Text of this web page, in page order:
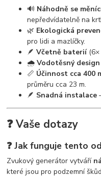
🔊 Náhodně se
nepředvídatelně na
🌿 Ekologická
pro lidi a mazlíčky.
🪶Včetně baterií(6×
🌧️Vodotěsný design
📏 Účinnost cca 400
průměru cca 23 m.
🪶 Snadná instalace
❓ Vaše dotazy
❓ Jak funguje tento
Zvukový generátor vytváří
které jsou pro podzemní